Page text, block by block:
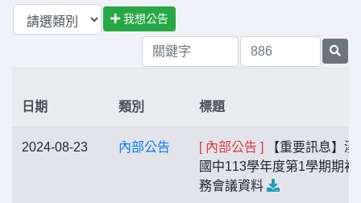
我想公告
日期 類別 標題
2024-08-23 內部公告 [ 內部公告 ]
【重要訊息】溪
國中113學年度第1學期期初
務會議資料